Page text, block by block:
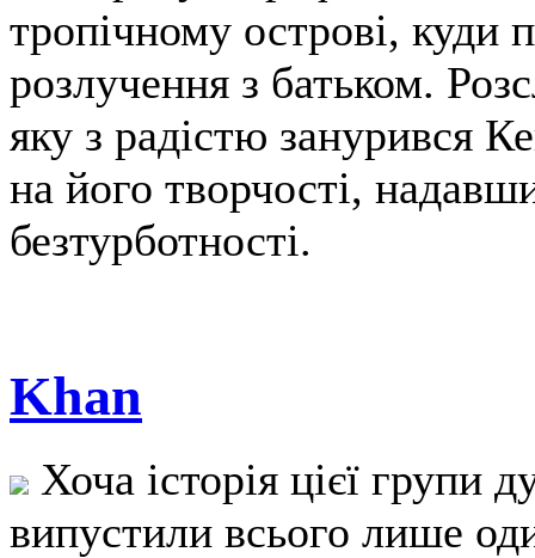
тропічному острові, куди
розлучення з батьком.
яку з радістю занурився
на його творчості,
безтурботності.
Khan
Хоча історія цієї групи
випустили всього лише